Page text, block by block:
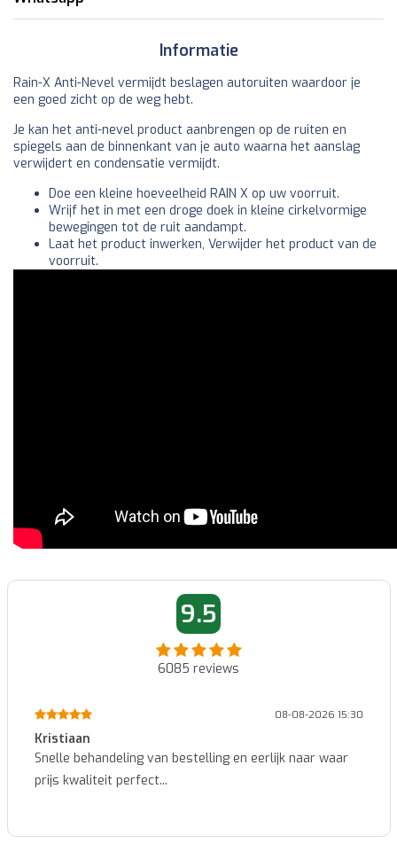
Informatie
Rain-X Anti-Nevel vermijdt beslagen autoruiten waardoor je
een goed zicht op de weg hebt.
Je kan het anti-nevel product aanbrengen op de ruiten en
spiegels aan de binnenkant van je auto waarna het aanslag
verwijdert en condensatie vermijdt.
Doe een kleine hoeveelheid RAIN X op uw voorruit.
Wrijf het in met een droge doek in kleine cirkelvormige
bewegingen tot de ruit aandampt.
Laat het product inwerken, Verwijder het product van de
voorruit.
9.5
6085 reviews
08-08-2026 08:47
Marcel
Makkelijk te bestellen en snelle levering...